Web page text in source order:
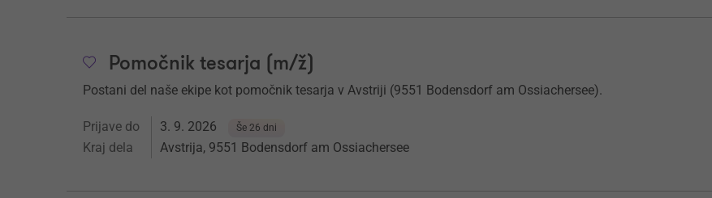
Pomočnik tesarja (m/ž)
Postani del naše ekipe kot pomočnik tesarja v Avstriji (9551 Bodensdorf am Ossiachersee).
Prijave do 3. 9. 2026 Še 26 dni
Kraj dela Avstrija, 9551 Bodensdorf am Ossiachersee